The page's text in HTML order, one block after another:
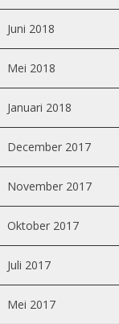
Juni 2018
Mei 2018
Januari 2018
December 2017
November 2017
Oktober 2017
Juli 2017
Mei 2017